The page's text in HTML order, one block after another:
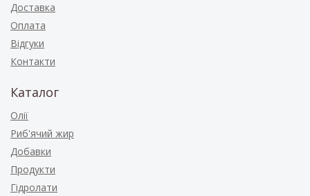
Доставка
Оплата
Відгуки
Контакти
Каталог
Олії
Риб'ячий жир
Добавки
Продукти
Гідролати